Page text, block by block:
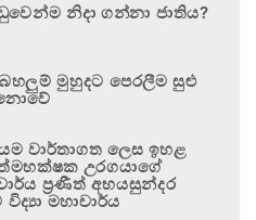
නිදා ගන්නා ජාතිය?
මුහුදට පෙරලීම සුළු
වාර්තාගත ලෙස ඉහළ
උරගයාගේ
ප්‍රණීත් අභයසුන්දර
මහාචාර්ය